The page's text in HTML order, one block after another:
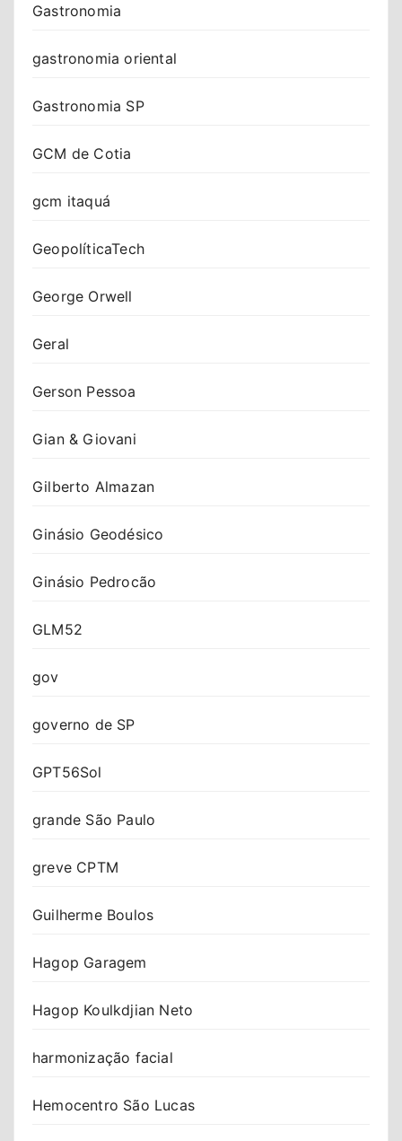
Gastronomia
gastronomia oriental
Gastronomia SP
GCM de Cotia
gcm itaquá
GeopolíticaTech
George Orwell
Geral
Gerson Pessoa
Gian & Giovani
Gilberto Almazan
Ginásio Geodésico
Ginásio Pedrocão
GLM52
gov
governo de SP
GPT56Sol
grande São Paulo
greve CPTM
Guilherme Boulos
Hagop Garagem
Hagop Koulkdjian Neto
harmonização facial
Hemocentro São Lucas